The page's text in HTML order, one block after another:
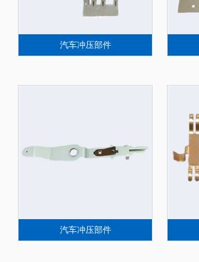
汽车冲压部件
汽车冲压部件